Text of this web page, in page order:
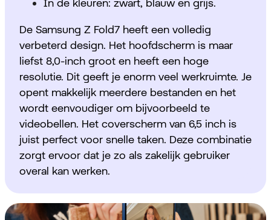
In de kleuren: zwart, blauw en grijs.
De Samsung Z Fold7 heeft een volledig
verbeterd design. Het hoofdscherm is maar
liefst 8,0-inch groot en heeft een hoge
resolutie. Dit geeft je enorm veel werkruimte. Je
opent makkelijk meerdere bestanden en het
wordt eenvoudiger om bijvoorbeeld te
videobellen. Het coverscherm van 6,5 inch is
juist perfect voor snelle taken. Deze combinatie
zorgt ervoor dat je zo als zakelijk gebruiker
overal kan werken.